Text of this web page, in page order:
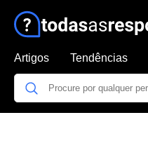
Artigos Tendências